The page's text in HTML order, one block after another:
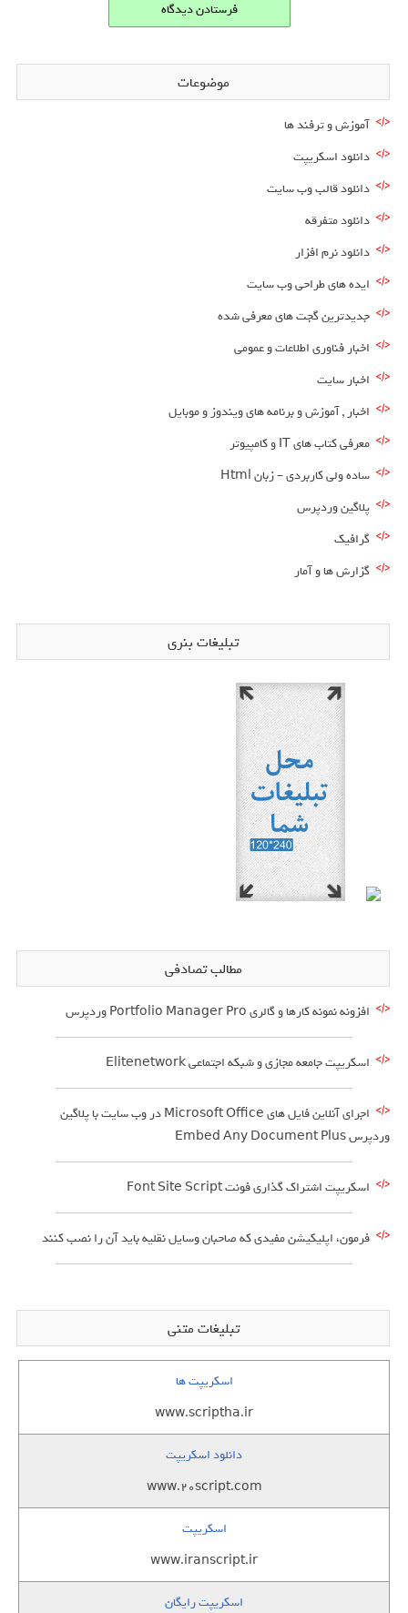
موضوعات
آموزش و ترفند ها
دانلود اسکریپت
دانلود قالب وب سایت
دانلود متفرقه
دانلود نرم افزار
ایده های طراحی وب سایت
جدیدترین گجت های معرفی شده
اخبار فناوری اطلاعات و عمومی
اخبار سایت
اخبار , آموزش و برنامه های ویندوز و موبایل
معرفی کتاب های IT و کامپیوتر
ساده ولی کاربردی – زبان Html
پلاگین وردپرس
گرافیک
گزارش ها و آمار
تبلیغات بنری
مطالب تصادفی
افزونه نمونه کارها و گالری Portfolio Manager Pro وردپرس
اسکریپت جامعه مجازی و شبکه اجتماعی Elitenetwork
اجرای آنلاین فایل های Microsoft Office در وب سایت با پلاگین
وردپرس Embed Any Document Plus
اسکریپت اشتراک گذاری فونت Font Site Script
فرمون، اپلیکیشن مفیدی که صاحبان وسایل نقلیه باید آن را نصب کنند
تبلیغات متنی
اسکریپت ها
www.scriptha.ir
دانلود اسکریپت
www.20script.com
اسکریپت
www.iranscript.ir
اسکریپت رایگان